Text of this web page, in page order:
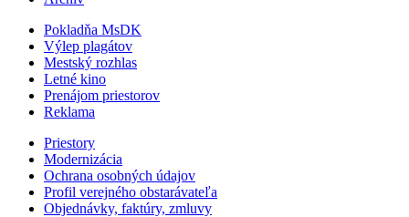
Pokladňa MsDK
Výlep plagátov
Mestský rozhlas
Letné kino
Prenájom priestorov
Reklama
Priestory
Modernizácia
Ochrana osobných údajov
Profil verejného obstarávateľa
Objednávky, faktúry, zmluvy